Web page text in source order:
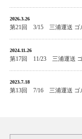
2026.3.26
第21回 3/15 三浦運送 ゴ
2024.11.26
第17回 11/23 三浦運送
2023.7.18
第13回 7/16 三浦運送 ゴ